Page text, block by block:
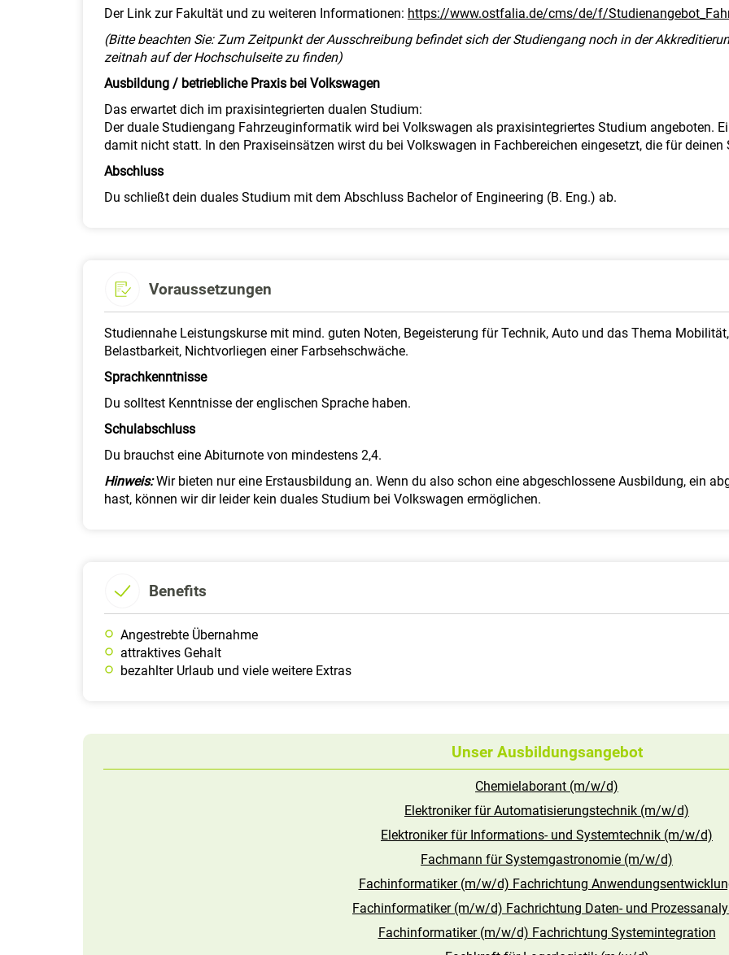
Der Link zur Fakultät und zu weiteren Informationen: https://www.ostfalia.de/cms/de/f/
(Bitte beachten Sie: Zum Zeitpunkt der Ausschreibung befindet sich der Studiengang noch in der
zeitnah auf der Hochschulseite zu finden)
Ausbildung / betriebliche Praxis bei Volkswagen
Das erwartet dich im praxisintegrierten dualen Studium:
Der duale Studiengang Fahrzeuginformatik wird bei Volkswagen als praxisintegriertes Studium angeboten.
damit nicht statt. In den Praxiseinsätzen wirst du bei Volkswagen in Fachbereichen eingesetzt, die für
Abschluss
Du schließt dein duales Studium mit dem Abschluss Bachelor of Engineering (B. Eng.) ab.
Voraussetzungen
Studiennahe Leistungskurse mit mind. guten Noten, Begeisterung für Technik, Auto und das Thema
Belastbarkeit, Nichtvorliegen einer Farbsehschwäche.
Sprachkenntnisse
Du solltest Kenntnisse der englischen Sprache haben.
Schulabschluss
Du brauchst eine Abiturnote von mindestens 2,4.
Hinweis:Wir bieten nur eine Erstausbildung an. Wenn du also schon eine abgeschlossene Ausbildung, ein
hast, können wir dir leider kein duales Studium bei Volkswagen ermöglichen.
Benefits
Angestrebte Übernahme
attraktives Gehalt
bezahlter Urlaub und viele weitere Extras
Unser Ausbildungsangebot
Chemielaborant (m/w/d)
Elektroniker für Automatisierungstechnik (m/w/d)
Elektroniker für Informations- und Systemtechnik (m/w/d)
Fachmann für Systemgastronomie (m/w/d)
Fachinformatiker (m/w/d) Fachrichtung
Fachinformatiker (m/w/d) Fachrichtung Daten- und
Fachinformatiker (m/w/d) Fachrichtung Systemintegration